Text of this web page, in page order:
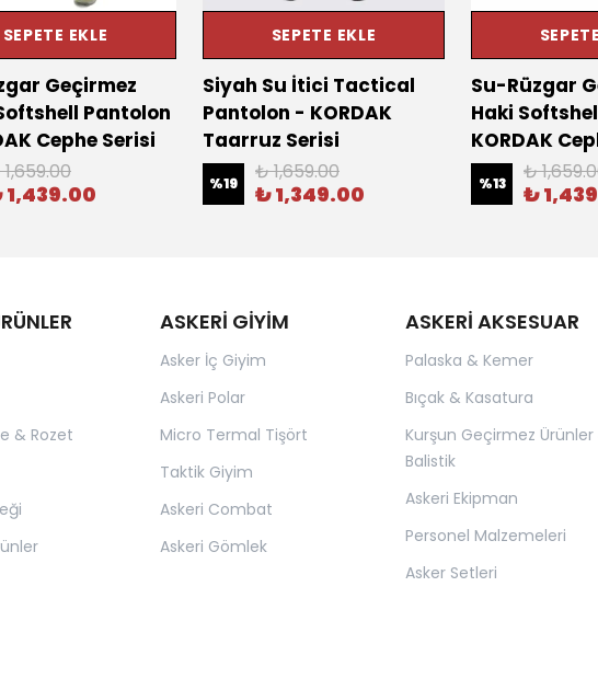
SEPETE EKLE
Geçirmez
Pantolon
Cephe Serisi
1,439.00
SEPETE EKLE
Siyah Su İtici Tactical
Pantolon - KORDAK
Taarruz Serisi
%19 ₺ 1,659.00
₺ 1,349.00
Su-Rüzgar
Haki
KORDAK
%13 ₺
₺
& Rozet
ASKERİ GİYİM
Asker İç Giyim
Askeri Polar
Micro Termal Tişört
Taktik Giyim
Askeri Combat
Askeri Gömlek
ASKERİ AKSESUAR
Palaska & Kemer
Bıçak & Kasatura
Kurşun Geçirmez Ürünler
Balistik
Askeri Ekipman
Personel Malzemeleri
Asker Setleri